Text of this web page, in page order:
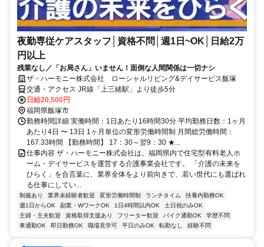
夜勤専従ケアスタッフ│資格不問│週1日~OK│日給2万
円以上
残業なし／「お局さん」いません！面倒な人間関係は一切ナシ
ザ・ハーモニー株式会社 ローシャルリビング&デイサービス飯塚
交通・アクセス JR線「上三緒駅」より徒歩5分
日給20,500円
福岡県飯塚市
勤務時間詳細 実働時間：1日あたり16時間30分 平均勤務日数：1ヶ月
あたり4日 〜 13日 1ヶ月単位の変形労働時間制 月間総労働時間：
167.33時間 【勤務時間】 17：30～翌9：30 ★...
仕事内容 ザ・ハーモニー株式会社は、福岡県内で住宅型有料老人ホ
ーム・デイサービスを運営する介護事業会社です。 「介護の未来を
ひらく」を合言葉に、業界全体をより前向きで、若い世代にも選ばれ
る仕事にしてい...
制服あり 業界未経験者歓迎 変形労働時間制 ランチタイム
扶養内勤務OK
週1日からOK
副業・WワークOK 1日4時間以内OK
土日祝のみOK
主婦・主夫歓迎
資格取得支援あり フリーター歓迎 バイク通勤OK
学歴不問
車通勤OK
即日勤務OK 職場見学可 平日のみOK 転勤なし 経験不問